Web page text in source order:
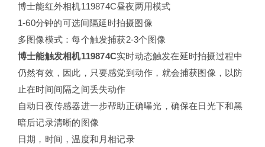
博士能红外相机119874C昼夜两用模式
1-60分钟的可选间隔延时拍摄图像
多图像模式：每个触发捕获2-3个图像
博士能触发相机119874C实时动态触发在延时拍摄过程中
仍然有效，因此，只要感觉到动作，就会捕获图像，以防
止在时间间隔之间丢失动作
自动日夜传感器进一步帮助正确曝光，确保在日光下和黑
暗后记录清晰的图像
日期，时间，温度和月相记录